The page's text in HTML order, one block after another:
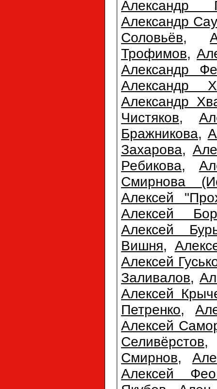
Александр
Александр
Соловьёв,
Трофимов,
Александр
Александр
Александр
Чистяков,
Бражникова,
Захарова,
Ребикова,
Смирнова
Алексей
Алексей
Алексей
Вишня,
Алексей
Заливалов,
Алексей
Петренко,
Алексей
Селивёрстов
Смирнов,
Алексей